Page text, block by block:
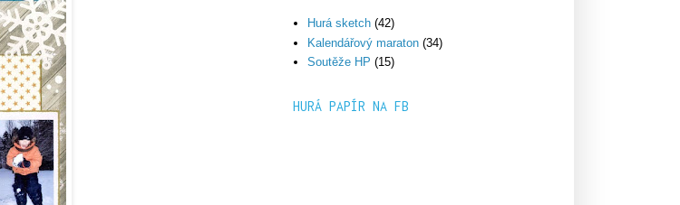
Hurá sketch (42)
Kalendářový maraton (34)
Soutěže HP (15)
HURÁ PAPÍR NA FB